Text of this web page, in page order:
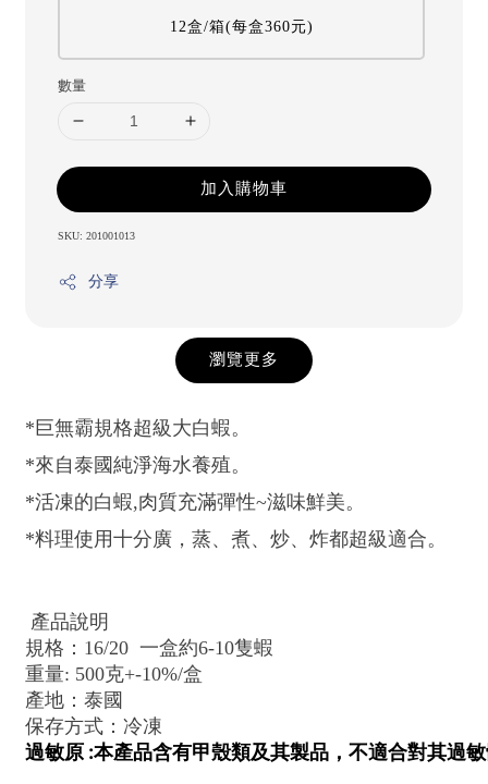
12盒/箱(每盒360元)
數量
加入購物車
SKU: 201001013
分享
瀏覽更多
*巨無霸規格超級大白蝦。
*來自泰國純淨海水養殖。
*活凍的白蝦,肉質充滿彈性~滋味鮮美。
*料理使用十分廣，蒸、煮、炒、炸都超級適合。
產品說明
規格：16/20 一盒約6-10隻蝦
重量: 500克+-10%/盒
產地：泰國
保存方式：冷凍
過敏原 :本產品含有甲殼類及其製品，不適合對其過